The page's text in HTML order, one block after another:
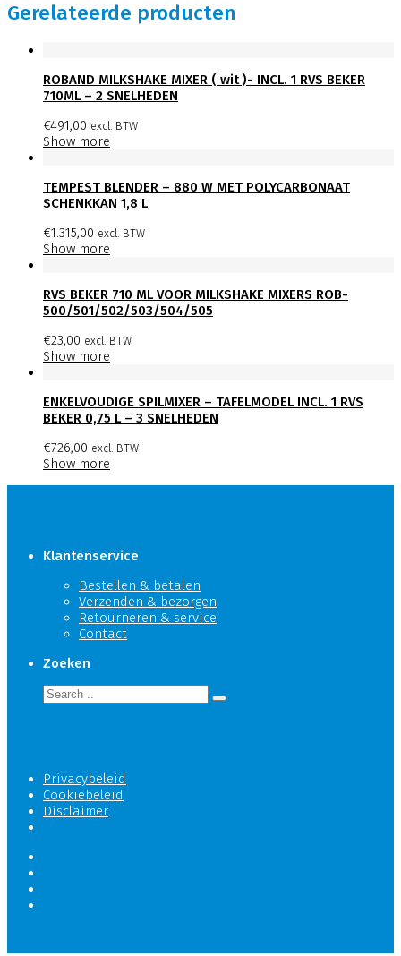
Gerelateerde producten
ROBAND MILKSHAKE MIXER ( wit )- INCL. 1 RVS BEKER
710ML – 2 SNELHEDEN
€491,00 excl. BTW
Show more
TEMPEST BLENDER – 880 W MET POLYCARBONAAT
SCHENKKAN 1,8 L
€1.315,00 excl. BTW
Show more
RVS BEKER 710 ML VOOR MILKSHAKE MIXERS ROB-
500/501/502/503/504/505
€23,00 excl. BTW
Show more
ENKELVOUDIGE SPILMIXER – TAFELMODEL INCL. 1 RVS
BEKER 0,75 L – 3 SNELHEDEN
€726,00 excl. BTW
Show more
Klantenservice
Bestellen & betalen
Verzenden & bezorgen
Retourneren & service
Contact
Zoeken
Privacybeleid
Cookiebeleid
Disclaimer